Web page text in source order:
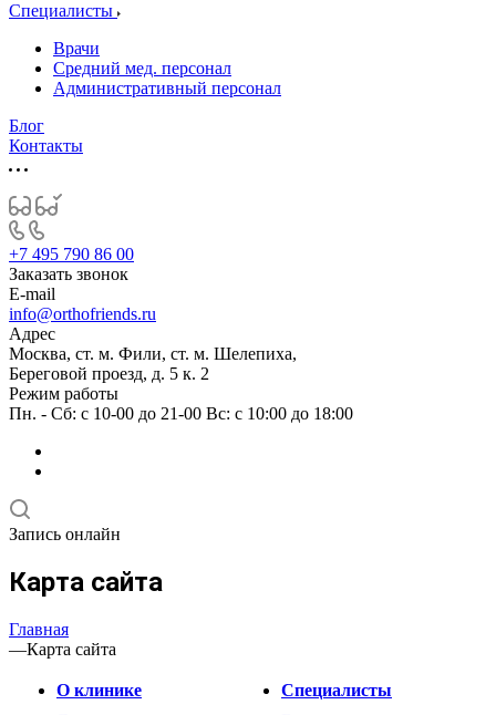
Специалисты
Врачи
Средний мед. персонал
Административный персонал
Блог
Контакты
+7 495 790 86 00
Заказать звонок
E-mail
info@orthofriends.ru
Адрес
Москва, ст. м. Фили, ст. м. Шелепиха,
Береговой проезд, д. 5 к. 2
Режим работы
Пн. - Сб: с 10-00 до 21-00 Вс: c 10:00 до 18:00
Запись онлайн
Карта сайта
Главная
—Карта сайта
О клинике
Специалисты